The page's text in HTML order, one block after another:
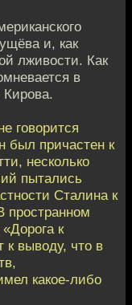
и, как
лживости. Как
в
Кирова.
говорится
был причастен к
несколько
пытались
Сталина к
пространном
к
к выводу, что в
какое-либо